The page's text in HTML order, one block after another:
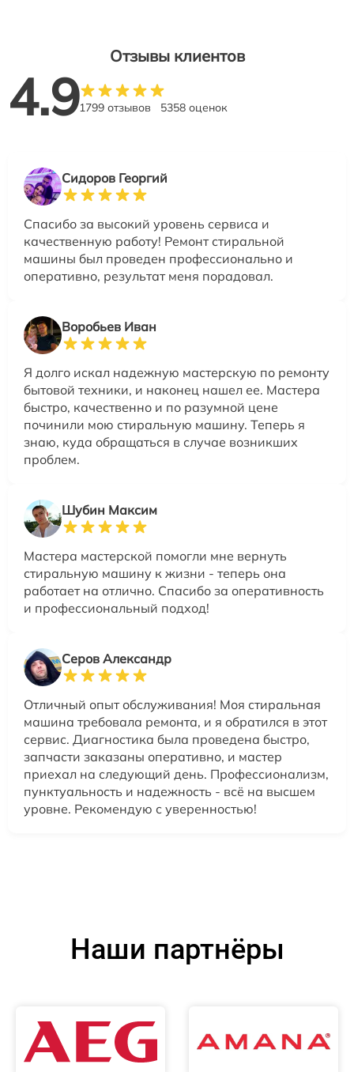
Отзывы клиентов
4.91799 отзывов 5358 оценок
Сидоров Георгий
Спасибо за высокий уровень сервиса и
качественную работу! Ремонт стиральной
машины был проведен профессионально и
оперативно, результат меня порадовал.
Воробьев Иван
Я долго искал надежную мастерскую по ремонту
бытовой техники, и наконец нашел ее. Мастера
быстро, качественно и по разумной цене
починили мою стиральную машину. Теперь я
знаю, куда обращаться в случае возникших
проблем.
Шубин Максим
Мастера мастерской помогли мне вернуть
стиральную машину к жизни - теперь она
работает на отлично. Спасибо за оперативность
и профессиональный подход!
Серов Александр
Отличный опыт обслуживания! Моя стиральная
машина требовала ремонта, и я обратился в этот
сервис. Диагностика была проведена быстро,
запчасти заказаны оперативно, и мастер
приехал на следующий день. Профессионализм,
пунктуальность и надежность - всё на высшем
уровне. Рекомендую с уверенностью!
Наши партнёры